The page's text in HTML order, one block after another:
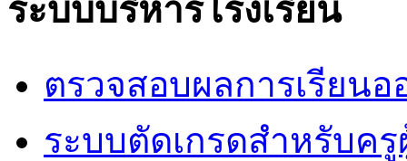
ระบบบริหารโรงเรียน
ตรวจสอบผลการเรียน
ระบบตัดเกรดสำหรับค